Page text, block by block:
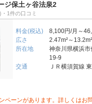
ジ保土ヶ谷法泉2
1件の口コミ
料金(税込)
8,100円/月～
広さ
2.47m²～13.2m²
所在地
神奈川県横浜
19-9
交通
ＪＲ横須賀線
ペーンがあります。詳しくはお